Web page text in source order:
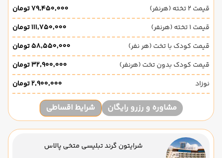
قیمت 2 تخته (هرنفر)
۷۹٬۴۵۰٬۰۰۰ تومان
قیمت 1 تخته (هرنفر)
۱۱۱٬۷۵۰٬۰۰۰ تومان
قیمت کودک با تخت (هر نفر)
۵۸٬۵۵۰٬۰۰۰ تومان
قیمت کودک بدون تخت (هرنفر)
۳۲٬۹۰۰٬۰۰۰ تومان
نوزاد
۲٬۹۰۰٬۰۰۰ تومان
مشاوره و رزرو رایگان شرایط اقساطی
شرایتون گرند تبلیسی متخی پالاس